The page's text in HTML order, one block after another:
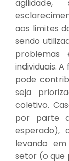
aos limites
sendo
problemas
individuais.
pode
seja
coletivo.
por parte
esperado),
levando
setor (o que